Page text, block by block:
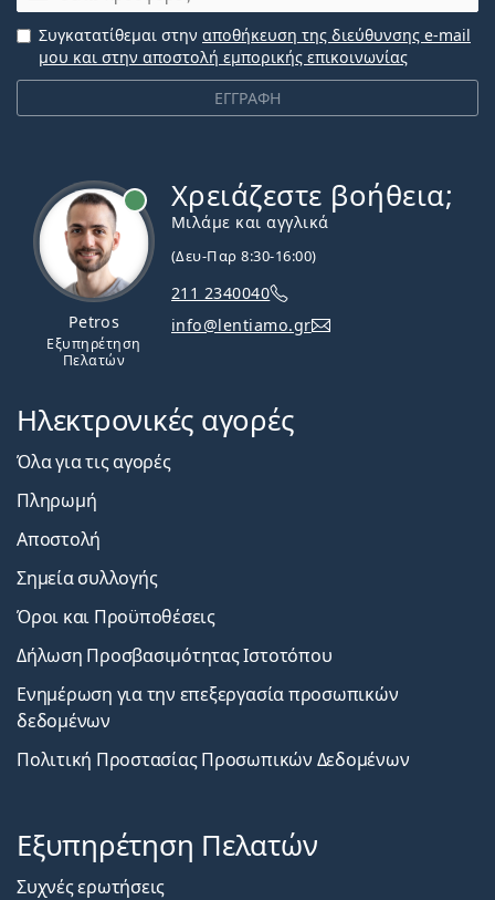
ΕΓΓΡΑΦΗ
Συγκατατίθεμαι στην αποθήκευση της διεύθυνσης e-mail
μου και στην αποστολή εμπορικής επικοινωνίας
Petros
Εξυπηρέτηση
Πελατών
Χρειάζεστε βοήθεια;
Μιλάμε και αγγλικά
(Δευ-Παρ 8:30-16:00)
211 2340040
info@lentiamo.gr
Ηλεκτρονικές αγορές
Όλα για τις αγορές
Πληρωμή
Αποστολή
Σημεία συλλογής
Όροι και Προϋποθέσεις
Δήλωση Προσβασιμότητας Ιστοτόπου
Ενημέρωση για την επεξεργασία προσωπικών
δεδομένων
Πολιτική Προστασίας Προσωπικών Δεδομένων
Εξυπηρέτηση Πελατών
Συχνές ερωτήσεις